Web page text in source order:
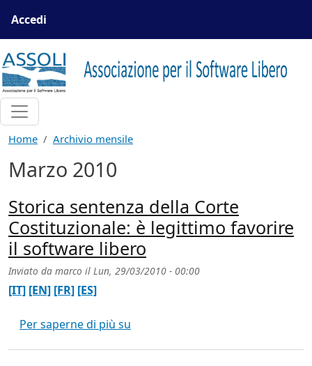
Menu profilo utente
Accedi
Home Archivio mensile
Marzo 2010
Storica sentenza della Corte
Costituzionale: è legittimo favorire
il software libero
Inviato da marco il Lun, 29/03/2010 - 00:00
[IT] [EN] [FR] [ES]
Per saperne di più su